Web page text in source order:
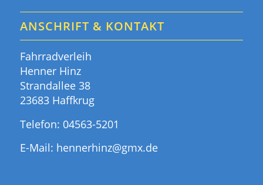
ANSCHRIFT & KONTAKT
Fahrradverleih
Henner Hinz
Strandallee 38
23683 Haffkrug
Telefon: 04563-5201
E-Mail: hennerhinz@gmx.de